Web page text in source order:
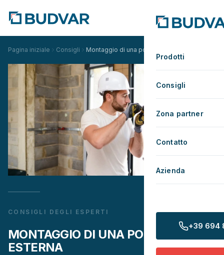
Prodotti
Consigli
Zona partner
Contatto
Azienda
+39 694
Pagina iniziale Consigli Montaggio di una porta esterna
CONSIGLI DEGLI ESPERTI
MONTAGGIO DI UNA PORTA
ESTERNA